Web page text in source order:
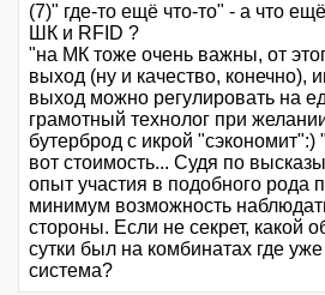
(7)" где-то ещё что-то" - а что
ШК и RFID ?
"на МК тоже очень важны, от
выход (ну и качество, конечно),
выход можно регулировать на
грамотный технолог при
бутерброд с икрой "сэкономит":)
вот стоимость... Судя по
опыт участия в подобного рода
минимум возможность
стороны. Если не секрет, какой
сутки был на комбинатах где
система?